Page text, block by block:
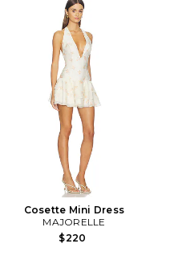
Cosette Mini Dress
MAJORELLE
$220